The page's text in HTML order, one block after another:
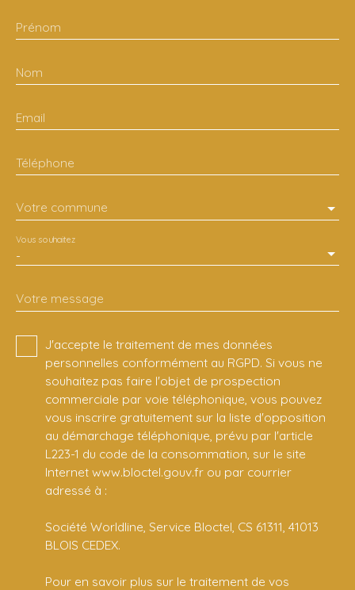
Prénom
Nom
Email
Téléphone
Votre commune
-
Vous souhaitez
Votre message
J'accepte le traitement de mes données
personnelles conformément au RGPD. Si vous ne
souhaitez pas faire l'objet de prospection
commerciale par voie téléphonique, vous pouvez
vous inscrire gratuitement sur la liste d'opposition
au démarchage téléphonique, prévu par l'article
L223-1 du code de la consommation, sur le site
Internet www.bloctel.gouv.fr ou par courrier
adressé à :
Société Worldline, Service Bloctel, CS 61311, 41013
BLOIS CEDEX.
Pour en savoir plus sur le traitement de vos